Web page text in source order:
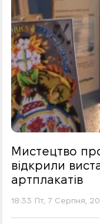
Мистецтво
відкрили
артплакатів
18:33 Пт, 7 Серпня,